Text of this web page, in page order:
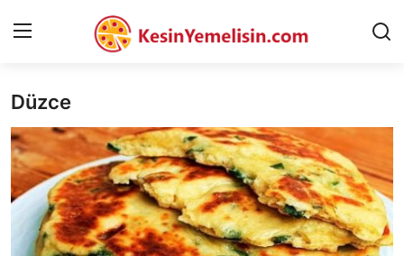
AnaSayfa
Gizlilik Sözleşmesi
Rüya Tabirleri
Diyet & Sağlıklı Beslenme
Düzce